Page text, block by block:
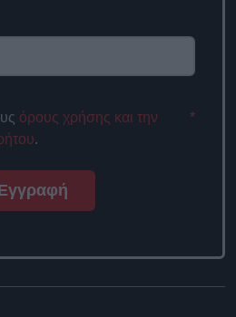
όρους χρήσης και την
.
*